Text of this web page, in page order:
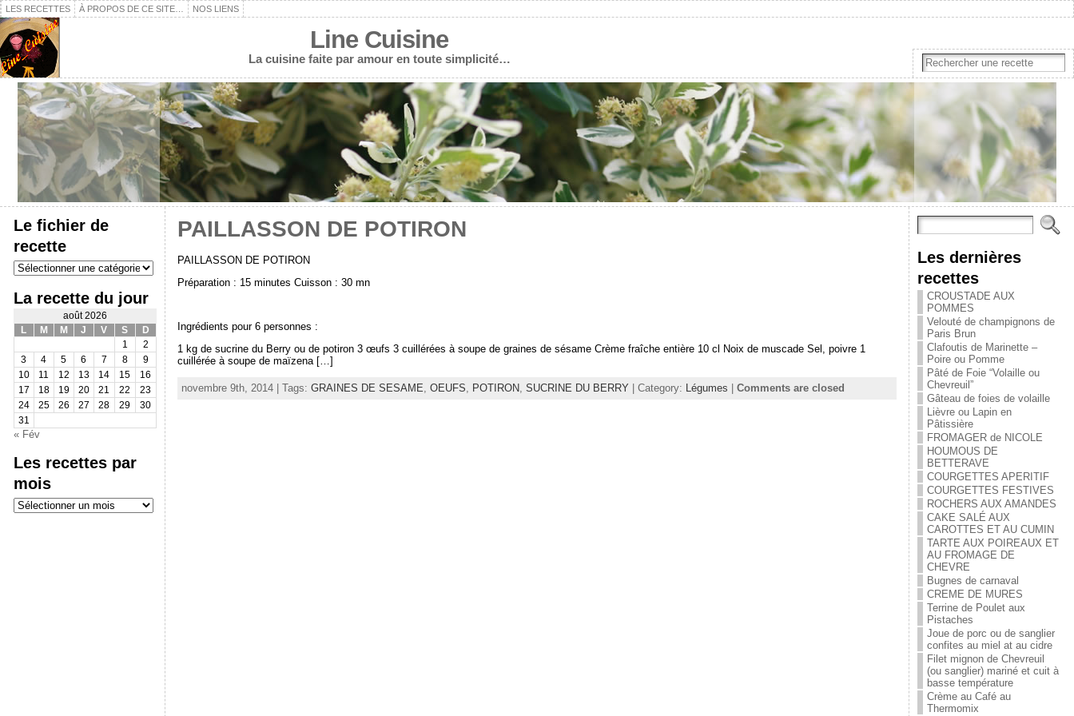
LES RECETTES À PROPOS DE CE SITE… NOS LIENS
Line Cuisine
La cuisine faite par amour en toute simplicité…
Le fichier de
recette
Le
fichier
recette
La recette du jour
août 2026
L
M M J V S
D
1
2
3
4 5 6 7 8
9
10
11 12 13 14 15
16
17
18 19 20 21 22
23
24
25 26 27 28 29
30
31
« Fév
Les recettes par
mois
Les
recettes
PAILLASSON DE POTIRON
PAILLASSON DE POTIRON
Préparation : 15 minutes Cuisson : 30 mn
Ingrédients pour 6 personnes :
1 kg de sucrine du Berry ou de potiron 3 œufs 3 cuillérées à soupe de graines de sésame Crème fraîche entière 10 cl Noix de muscade Sel, poivre 1
cuillérée à soupe de maïzena […]
novembre 9th, 2014 | Tags: GRAINES DE SESAME OEUFS POTIRON SUCRINE DU BERRY | Category: Légumes Comments are closed
Les dernières
recettes
CROUSTADE AUX
POMMES
Velouté de champignons de
Paris Brun
Clafoutis de Marinette –
Poire ou Pomme
Pâté de Foie “Volaille ou
Chevreuil”
Gâteau de foies de volaille
Lièvre ou Lapin en
Pâtissière
FROMAGER de NICOLE
HOUMOUS DE
BETTERAVE
COURGETTES APERITIF
COURGETTES FESTIVES
ROCHERS AUX AMANDES
CAKE SALÉ AUX
CAROTTES ET AU CUMIN
TARTE AUX POIREAUX ET
AU FROMAGE DE
CHEVRE
Bugnes de carnaval
CREME DE MURES
Terrine de Poulet aux
Pistaches
Joue de porc ou de sanglier
confites au miel at au cidre
Filet mignon de Chevreuil
(ou sanglier) mariné et cuit à
basse température
Crème au Café au
Thermomix